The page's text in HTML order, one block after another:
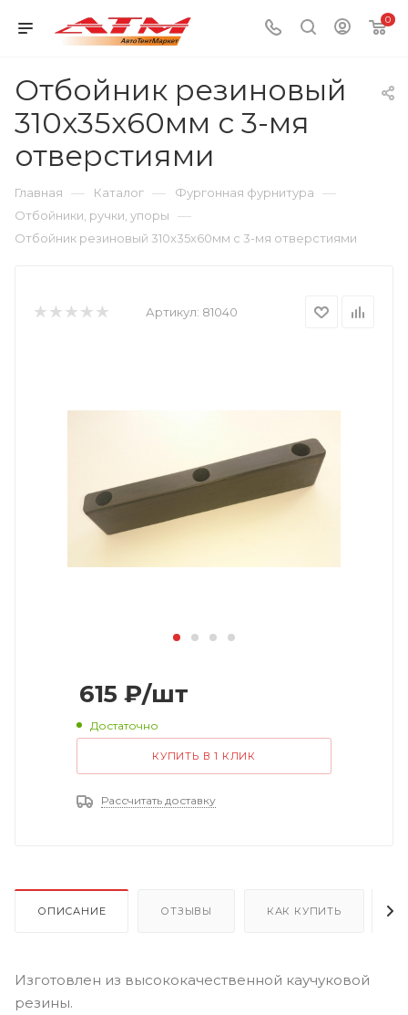
0
Отбойник резиновый
310х35х60мм с 3-мя
отверстиями
Главная — Каталог — Фургонная фурнитура —
Отбойники, ручки, упоры —
Отбойник резиновый 310х35х60мм с 3-мя отверстиями
Артикул: 81040
615 ₽/шт
Достаточно
КУПИТЬ В 1 КЛИК
Рассчитать доставку
ОПИСАНИЕ ОТЗЫВЫ КАК КУПИТЬ
Изготовлен из высококачественной каучуковой
резины.